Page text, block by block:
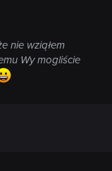
nie wziąłem
Wy mogliście